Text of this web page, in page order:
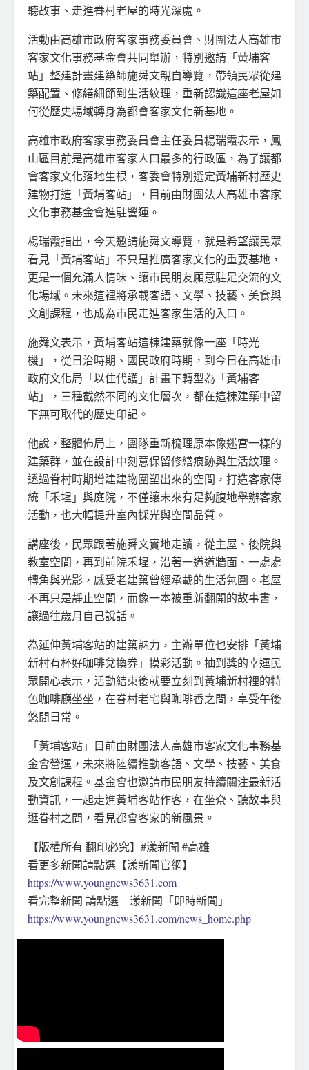
聽故事、走進眷村老屋的時光深處。
活動由高雄市政府客家事務委員會、財團法人高雄市
客家文化事務基金會共同舉辦，特別邀請「黃埔客
站」整建計畫建築師施舜文親自導覽，帶領民眾從建
築配置、修繕細節到生活紋理，重新認識這座老屋如
何從歷史場域轉身為都會客家文化新基地。
高雄市政府客家事務委員會主任委員楊瑞霞表示，鳳
山區目前是高雄市客家人口最多的行政區，為了讓都
會客家文化落地生根，客委會特別選定黃埔新村歷史
建物打造「黃埔客站」，目前由財團法人高雄市客家
文化事務基金會進駐營運。
楊瑞霞指出，今天邀請施舜文導覽，就是希望讓民眾
看見「黃埔客站」不只是推廣客家文化的重要基地，
更是一個充滿人情味、讓市民朋友願意駐足交流的文
化場域。未來這裡將承載客語、文學、技藝、美食與
文創課程，也成為市民走進客家生活的入口。
施舜文表示，黃埔客站這棟建築就像一座「時光
機」，從日治時期、國民政府時期，到今日在高雄市
政府文化局「以住代護」計畫下轉型為「黃埔客
站」，三種截然不同的文化層次，都在這棟建築中留
下無可取代的歷史印記。
他說，整體佈局上，團隊重新梳理原本像迷宮一樣的
建築群，並在設計中刻意保留修繕痕跡與生活紋理。
透過眷村時期增建建物圍塑出來的空間，打造客家傳
統「禾埕」與庭院，不僅讓未來有足夠腹地舉辦客家
活動，也大幅提升室內採光與空間品質。
講座後，民眾跟著施舜文實地走讀，從主屋、後院與
教室空間，再到前院禾埕，沿著一道道牆面、一處處
轉角與光影，感受老建築曾經承載的生活氛圍。老屋
不再只是靜止空間，而像一本被重新翻開的故事書，
讓過往歲月自己說話。
為延伸黃埔客站的建築魅力，主辦單位也安排「黃埔
新村有杯好咖啡兌換券」摸彩活動。抽到獎的幸運民
眾開心表示，活動結束後就要立刻到黃埔新村裡的特
色咖啡廳坐坐，在眷村老宅與咖啡香之間，享受午後
悠閒日常。
「黃埔客站」目前由財團法人高雄市客家文化事務基
金會營運，未來將陸續推動客語、文學、技藝、美食
及文創課程。基金會也邀請市民朋友持續關注最新活
動資訊，一起走進黃埔客站作客，在坐尞、聽故事與
逛眷村之間，看見都會客家的新風景。
【版權所有 翻印必究】#漾新聞 #高雄
看更多新聞請點選【漾新聞官網】
https://www.youngnews3631.com
看完整新聞 請點選 漾新聞「即時新聞」
https://www.youngnews3631.com/news_home.php